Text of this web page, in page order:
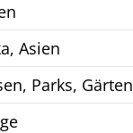
Asien
Parks, Gärten